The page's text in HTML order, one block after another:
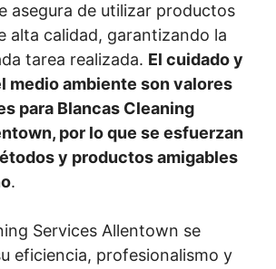
asegura de utilizar productos
alta calidad, garantizando la
tarea realizada. El cuidado y
medio ambiente son valores
para Blancas Cleaning
por lo que se esfuerzan
y productos amigables
.
Services Allentown se
eficiencia, profesionalismo y